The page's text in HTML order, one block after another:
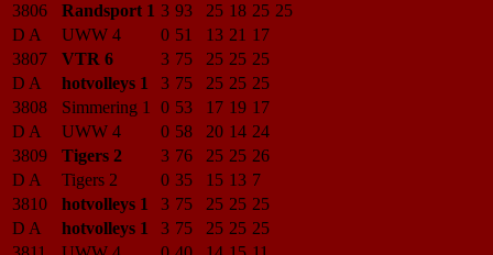
3806
Randsport 1 3 93 25 18 25 25
D A
UWW 4 0 51 13 21 17
3807
VTR 6 3 75 25 25 25
D A
hotvolleys 1 3 75 25 25 25
3808
Simmering 1 0 53 17 19 17
D A
UWW 4 0 58 20 14 24
3809
Tigers 2 3 76 25 25 26
D A
Tigers 2 0 35 15 13 7
3810
hotvolleys 1 3 75 25 25 25
D A
hotvolleys 1 3 75 25 25 25